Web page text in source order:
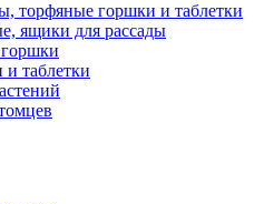
торфяные горшки и таблетки
ящики для рассады
таблетки